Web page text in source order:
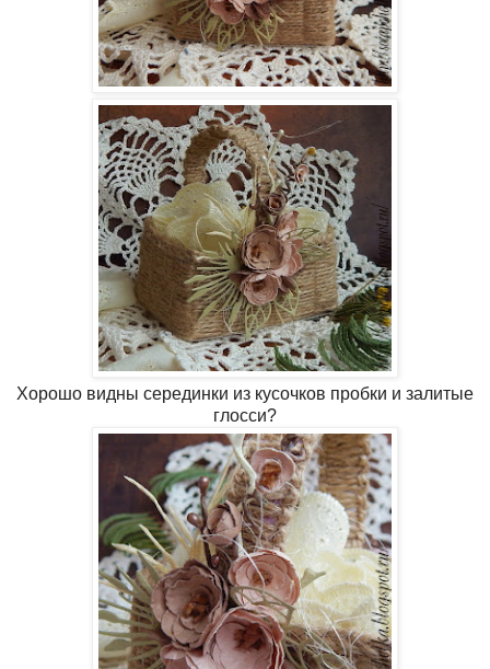
Хорошо видны серединки из кусочков пробки и залитые
глосси?